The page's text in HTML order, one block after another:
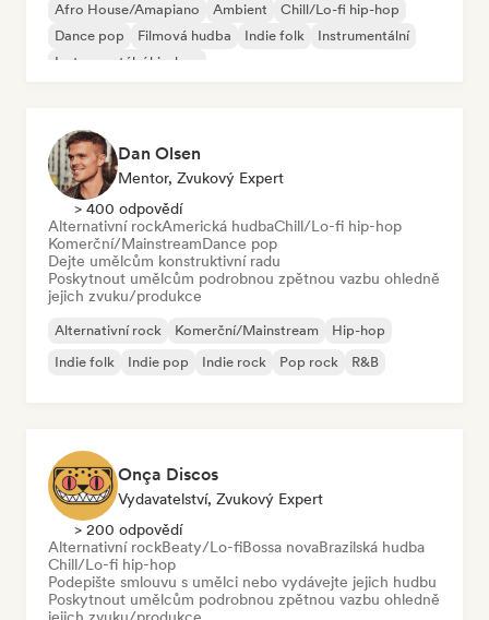
Afro House/Amapiano Ambient
Chill/Lo-fi hip-hop
Dance pop
Filmová hudba Indie folk
Instrumentální
Instrumentální hip-hop
Dan Olsen
Mentor, Zvukový Expert
> 400 odpovědí
Alternativní rockAmerická hudbaChill/Lo-fi hip-hop
Komerční/MainstreamDance pop
Dejte umělcům konstruktivní radu
Poskytnout umělcům podrobnou zpětnou vazbu ohledně
jejich zvuku/produkce
Alternativní rock Komerční/Mainstream
Hip-hop
Indie folk
Indie pop Indie rock Pop rock R&B
Onça Discos
Vydavatelství, Zvukový Expert
> 200 odpovědí
Alternativní rockBeaty/Lo-fiBossa novaBrazilská hudba
Chill/Lo-fi hip-hop
Podepište smlouvu s umělci nebo vydávejte jejich hudbu
Poskytnout umělcům podrobnou zpětnou vazbu ohledně